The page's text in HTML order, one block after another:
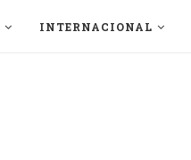
INTERNACIONAL